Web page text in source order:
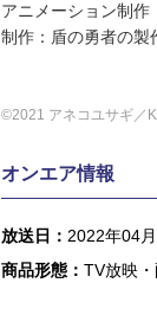
アニメーション制作
制作：盾の勇者の製
©2021 アネコユサギ／
オンエア情報
放送日： 2022年04
商品形態： TV放映